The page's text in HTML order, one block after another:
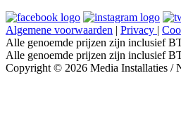
Algemene voorwaarden | Privacy |
Alle genoemde prijzen zijn inclusief
Alle genoemde prijzen zijn inclusief
Copyright © 2026 Media Installaties /